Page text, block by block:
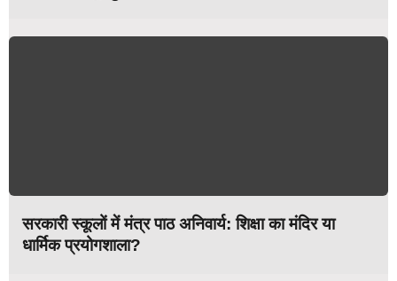
सरकारी स्कूलों में मंत्र पाठ अनिवार्य: शिक्षा का मंदिर या
धार्मिक प्रयोगशाला?